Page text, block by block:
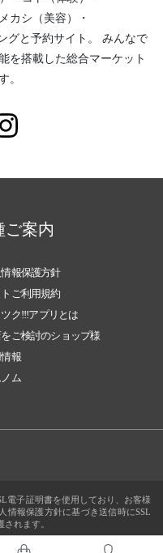
カシ（美容）
・
グと予約サイト。
みんなで
を搭載した総合マーケット
。
案内
報保護方針
ご利用規約
ク!!!アプリとは
ご検討のショップ様
報
ム
電子証明書を使用しており、お客様
情報保護方針に基づき送信時にSSL
れます。